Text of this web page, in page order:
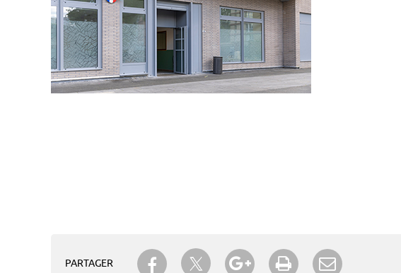
PARTAGER
Partager sur Facebook
Partager sur TwitterPartager sur Google+
Imprimer